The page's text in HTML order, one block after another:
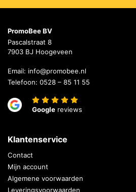
PromoBee BV
Pascalstraat 8
7903 BJ Hoogeveen
Email: info@promobee.nl
Telefoon: 0528 – 85 11 55
Google reviews
Klantenservice
Contact
Mijn account
Algemene voorwaarden
Leveringsvoorwaarden